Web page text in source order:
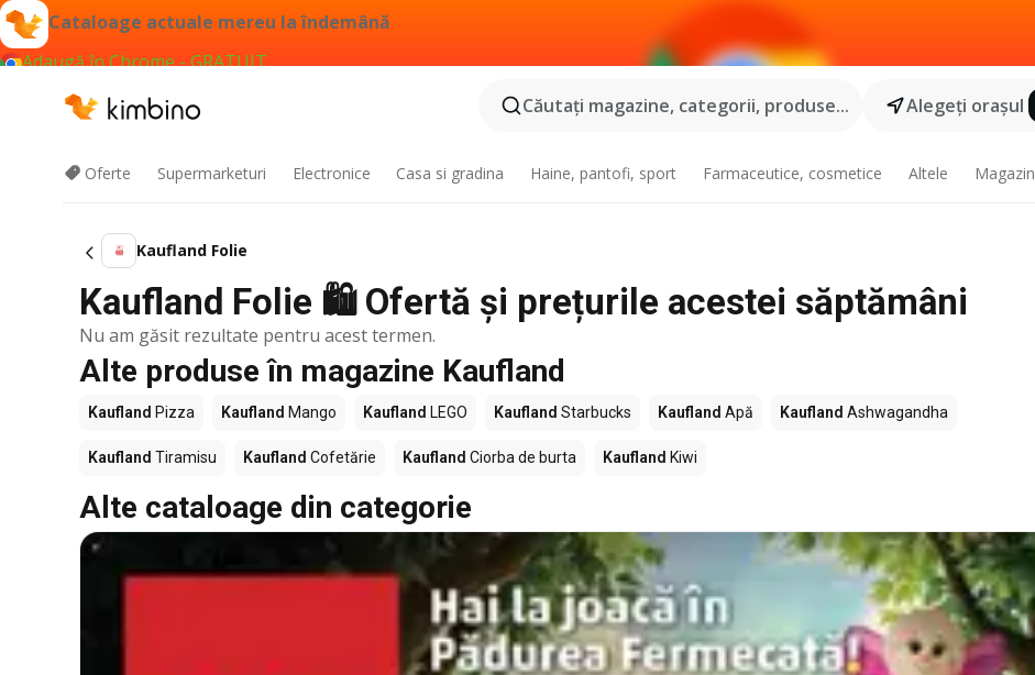
Cataloage actuale mereu la îndemână
Adaugă în Chrome - GRATUIT
Căutaţi magazine, categorii, produse...
Alegeţi oraşul
Oferte Supermarketuri Electronice Casa si gradina Haine, pantofi, sport Farmaceutice, cosmetice Altele Magazin
Kaufland Folie
Kaufland Folie 🛍️ Ofertă și prețurile acestei săptămâni
Nu am găsit rezultate pentru acest termen.
Alte produse în magazine Kaufland
Kaufland Pizza Kaufland Mango Kaufland LEGO Kaufland Starbucks Kaufland Apă Kaufland Ashwagandha
Kaufland Tiramisu Kaufland Cofetărie Kaufland Ciorba de burta Kaufland Kiwi
Alte cataloage din categorie